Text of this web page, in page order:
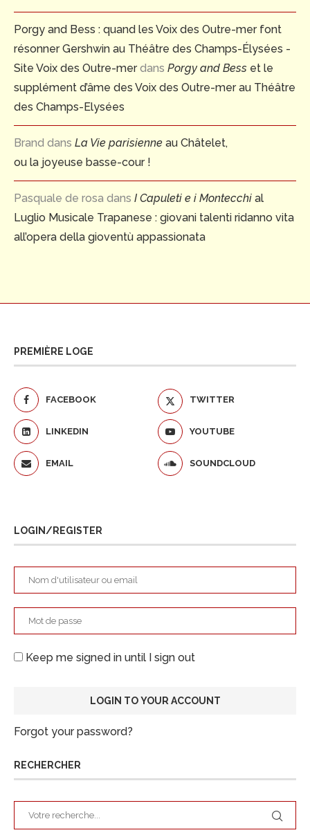
Porgy and Bess : quand les Voix des Outre-mer font
résonner Gershwin au Théâtre des Champs-Élysées -
Site Voix des Outre-merdans Porgy and Bess et le
supplément d’âme des Voix des Outre-mer au Théâtre
des Champs-Elysées
Brand dans La Vie parisienne au Châtelet,
ou la joyeuse basse-cour !
Pasquale de rosa dans I Capuleti e i Montecchi al
Luglio Musicale Trapanese : giovani talenti ridanno vita
all’opera della gioventù appassionata
PREMIÈRE LOGE
FACEBOOK TWITTER
LINKEDIN YOUTUBE
EMAIL SOUNDCLOUD
LOGIN/REGISTER
Keep me signed in until I sign out
Forgot your password?
RECHERCHER